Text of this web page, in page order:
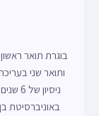
בוגרת תואר
ותואר שני
באוניברסיטת